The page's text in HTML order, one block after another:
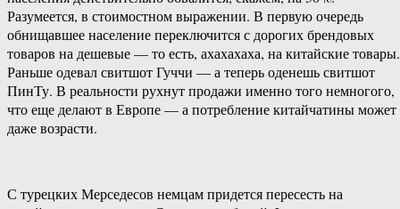
Разумеется, в стоимостном выражении. В первую очередь
обнищавшее население переключится с дорогих брендовых
товаров на дешевые — то есть, ахахахаха, на китайские товары.
Раньше одевал свитшот Гуччи — а теперь оденешь свитшот
ПинТу. В реальности рухнут продажи именно того немногого,
что еще делают в Европе — а потребление китайчатины может
даже возрасти.
С турецких Мерседесов немцам придется пересесть на